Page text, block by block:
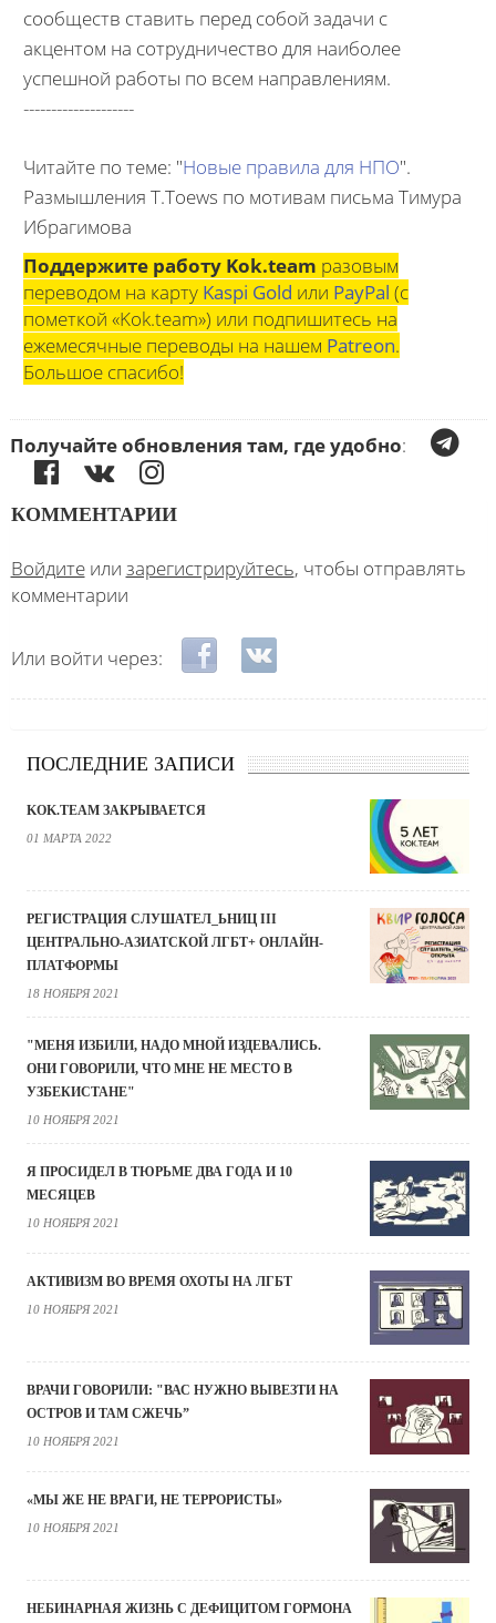
сообществ ставить перед собой задачи с
акцентом на сотрудничество для наиболее
успешной работы по всем направлениям.
--------------------
Читайте по теме: "Новые правила для НПО".
Размышления T.Toews по мотивам письма Тимура
Ибрагимова
Поддержите работу Kok.team разовым
переводом на карту Kaspi Gold или PayPal (с
пометкой «Kok.team») или подпишитесь на
ежемесячные переводы на нашем Patreon.
Большое спасибо!
Получайте обновления там, где удобно:
КОММЕНТАРИИ
Войдитеили зарегистрируйтесь, чтобы отправлять
комментарии
Или войти через: Login with Facebook
Login with ВКонтакте
ПОСЛЕДНИЕ ЗАПИСИ
KOK.TEAM ЗАКРЫВАЕТСЯ
01 МАРТА 2022
РЕГИСТРАЦИЯ СЛУШАТЕЛ_ЬНИЦ III
ЦЕНТРАЛЬНО-АЗИАТСКОЙ ЛГБТ+ ОНЛАЙН-
ПЛАТФОРМЫ
18 НОЯБРЯ 2021
"МЕНЯ ИЗБИЛИ, НАДО МНОЙ ИЗДЕВАЛИСЬ.
ОНИ ГОВОРИЛИ, ЧТО МНЕ НЕ МЕСТО В
УЗБЕКИСТАНЕ"
10 НОЯБРЯ 2021
Я ПРОСИДЕЛ В ТЮРЬМЕ ДВА ГОДА И 10
МЕСЯЦЕВ
10 НОЯБРЯ 2021
АКТИВИЗМ ВО ВРЕМЯ ОХОТЫ НА ЛГБТ
10 НОЯБРЯ 2021
ВРАЧИ ГОВОРИЛИ: "ВАС НУЖНО ВЫВЕЗТИ НА
ОСТРОВ И ТАМ СЖЕЧЬ”
10 НОЯБРЯ 2021
«МЫ ЖЕ НЕ ВРАГИ, НЕ ТЕРРОРИСТЫ»
10 НОЯБРЯ 2021
НЕБИНАРНАЯ ЖИЗНЬ С ДЕФИЦИТОМ ГОРМОНА